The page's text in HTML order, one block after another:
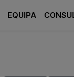
EQUIPA